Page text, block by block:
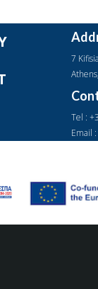
7
Tel :
Email